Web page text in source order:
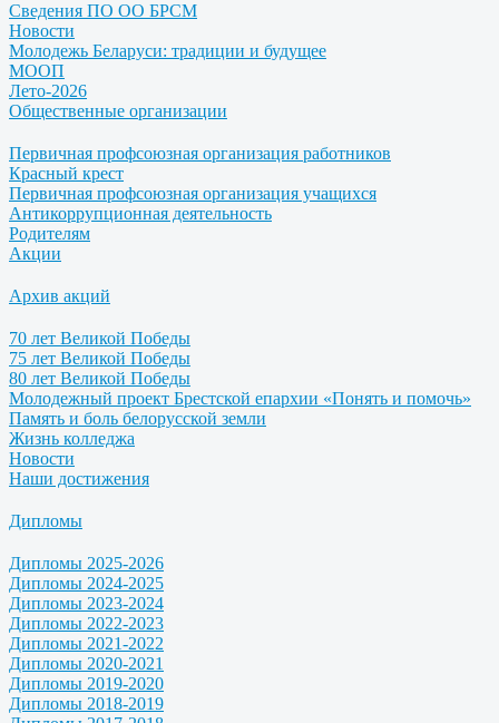
Сведения ПО ОО БРСМ
Новости
Молодежь Беларуси: традиции и будущее
МООП
Лето-2026
Общественные организации
Первичная профсоюзная организация работников
Красный крест
Первичная профсоюзная организация учащихся
Антикоррупционная деятельность
Родителям
Акции
Архив акций
70 лет Великой Победы
75 лет Великой Победы
80 лет Великой Победы
Молодежный проект Брестской епархии «Понять и помочь»
Память и боль белорусской земли
Жизнь колледжа
Новости
Наши достижения
Дипломы
Дипломы 2025-2026
Дипломы 2024-2025
Дипломы 2023-2024
Дипломы 2022-2023
Дипломы 2021-2022
Дипломы 2020-2021
Дипломы 2019-2020
Дипломы 2018-2019